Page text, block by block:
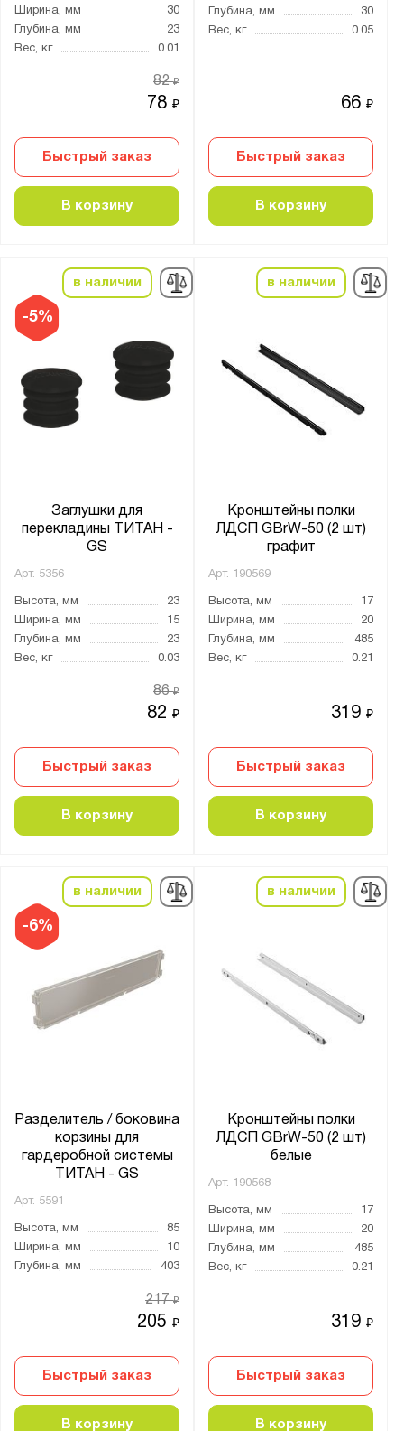
Ширина, мм
30
Глубина, мм
23
Вес, кг
0.01
78₽
82₽
Быстрый заказ
В корзину
Глубина, мм
30
Вес, кг
0.05
66₽
Быстрый заказ
В корзину
-5%
в наличии
Заглушки для
перекладины ТИТАН -
GS
Арт. 5356
Высота, мм
23
Ширина, мм
15
Глубина, мм
23
Вес, кг
0.03
82₽
86₽
Быстрый заказ
В корзину
в наличии
Кронштейны полки
ЛДСП GBrW-50 (2 шт)
графит
Арт. 190569
Высота, мм
17
Ширина, мм
20
Глубина, мм
485
Вес, кг
0.21
319₽
Быстрый заказ
В корзину
-6%
в наличии
Разделитель / боковина
корзины для
гардеробной системы
ТИТАН - GS
Арт. 5591
Высота, мм
85
Ширина, мм
10
Глубина, мм
403
205₽
217₽
Быстрый заказ
В корзину
в наличии
Кронштейны полки
ЛДСП GBrW-50 (2 шт)
белые
Арт. 190568
Высота, мм
17
Ширина, мм
20
Глубина, мм
485
Вес, кг
0.21
319₽
Быстрый заказ
В корзину
Для гостиной
Для дачи
Для мастерской
Серебристый
белый
оцинкованная сталь
черный
Производитель:
ПАКС-Металл
Бренд:
Титан GS
Home
Показать